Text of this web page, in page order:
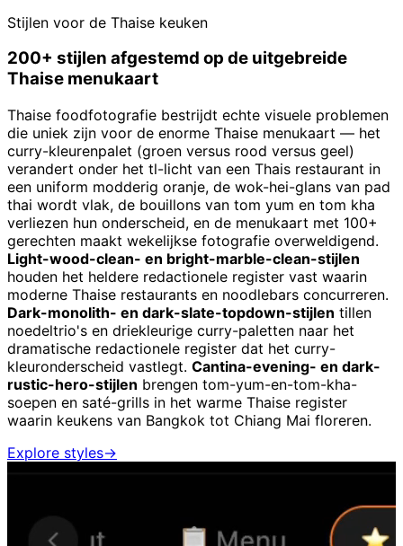
Stijlen voor de Thaise keuken
200+ stijlen afgestemd op de uitgebreide
Thaise menukaart
Thaise foodfotografie bestrijdt echte visuele problemen
die uniek zijn voor de enorme Thaise menukaart — het
curry-kleurenpalet (groen versus rood versus geel)
verandert onder het tl-licht van een Thais restaurant in
een uniform modderig oranje, de wok-hei-glans van pad
thai wordt vlak, de bouillons van tom yum en tom kha
verliezen hun onderscheid, en de menukaart met 100+
gerechten maakt wekelijkse fotografie overweldigend.
Light-wood-clean- en bright-marble-clean-stijlen
houden het heldere redactionele register vast waarin
moderne Thaise restaurants en noodlebars concurreren.
Dark-monolith- en dark-slate-topdown-stijlen tillen
noedeltrio's en driekleurige curry-paletten naar het
dramatische redactionele register dat het curry-
kleuronderscheid vastlegt. Cantina-evening- en dark-
rustic-hero-stijlen brengen tom-yum-en-tom-kha-
soepen en saté-grills in het warme Thaise register
waarin keukens van Bangkok tot Chiang Mai floreren.
Explore styles→